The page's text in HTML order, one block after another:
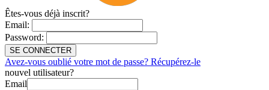
Êtes-vous déjà inscrit?
Email:
Password:
SE CONNECTER
Avez-vous oublié votre mot de passe? Récupérez-le
nouvel utilisateur?
Email